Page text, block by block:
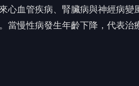
心血管疾病、腎臟病與神經病
當慢性病發生年齡下降，代表